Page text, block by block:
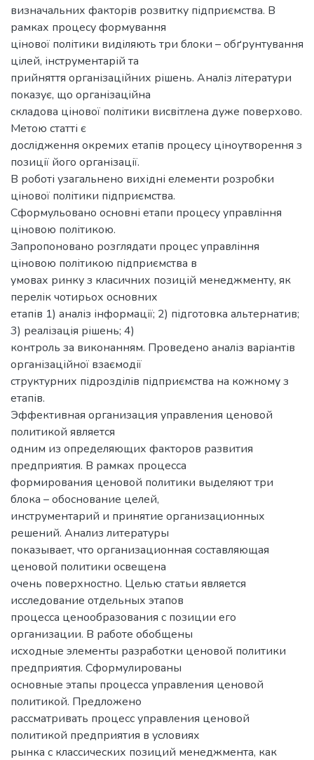
визначальних факторів розвитку підприємства. В
рамках процесу формування
цінової політики виділяють три блоки – обґрунтування
цілей, інструментарій та
прийняття організаційних рішень. Аналіз літератури
показує, що організаційна
складова цінової політики висвітлена дуже поверхово.
Метою статті є
дослідження окремих етапів процесу ціноутворення з
позиції його організації.
В роботі узагальнено вихідні елементи розробки
цінової політики підприємства.
Сформульовано основні етапи процесу управління
ціновою політикою.
Запропоновано розглядати процес управління
ціновою політикою підприємства в
умовах ринку з класичних позицій менеджменту, як
перелік чотирьох основних
етапів 1) аналіз інформації; 2) підготовка альтернатив;
3) реалізація рішень; 4)
контроль за виконанням. Проведено аналіз варіантів
організаційної взаємодії
структурних підрозділів підприємства на кожному з
етапів.
Эффективная организация управления ценовой
политикой является
одним из определяющих факторов развития
предприятия. В рамках процесса
формирования ценовой политики выделяют три
блока – обоснование целей,
инструментарий и принятие организационных
решений. Анализ литературы
показывает, что организационная составляющая
ценовой политики освещена
очень поверхностно. Целью статьи является
исследование отдельных этапов
процесса ценообразования с позиции его
организации. В работе обобщены
исходные элементы разработки ценовой политики
предприятия. Сформулированы
основные этапы процесса управления ценовой
политикой. Предложено
рассматривать процесс управления ценовой
политикой предприятия в условиях
рынка с классических позиций менеджмента, как